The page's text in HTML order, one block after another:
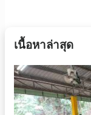
เนื้อหาล่าสุด